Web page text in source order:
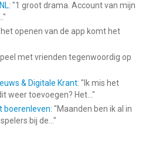
: "1 groot drama. Account van mijn
"
het openen van de app komt het
met vrienden tegenwoordig op
& Digitale Krant: " Ik mis het
weer toevoegen? Het... "
boerenleven: "Maanden ben ik al in
bij de... "